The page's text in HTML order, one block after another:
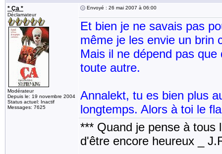
* Ça *
Déclamateur
Modérateur
Depuis le: 19 novembre 2004
Status actuel: Inactif
Messages: 7625
Envoyé : 26 mai 2007 à 06:00
Et bien je ne savais pas
même je les envie un brin
Mais il ne dépend pas
toute autre.
Annalekt, tu es bien plus
longtemps. Alors à toi le
*** Quand je pense à tous
d'être encore heureux _